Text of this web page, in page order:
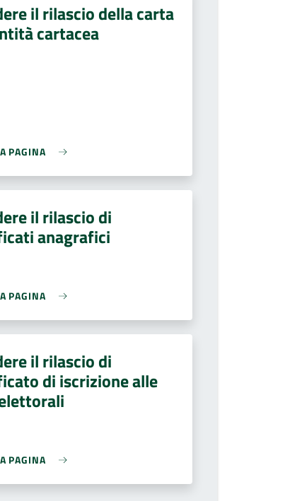
il rilascio della carta
cartacea
PAGINA
il rilascio di
anagrafici
PAGINA
il rilascio di
di iscrizione alle
PAGINA